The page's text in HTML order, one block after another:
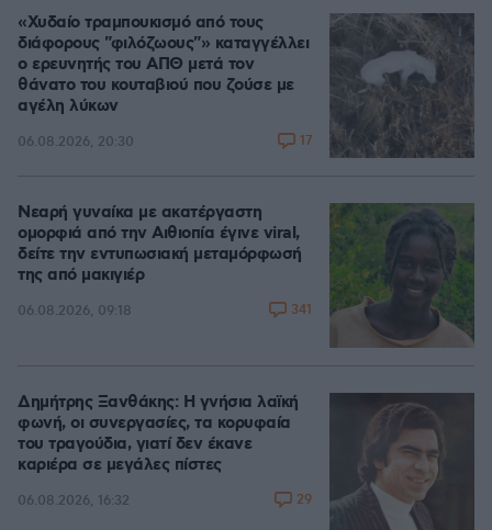
«Χυδαίο τραμπουκισμό από τους
διάφορους "φιλόζωους"» καταγγέλλει
ο ερευνητής του ΑΠΘ μετά τον
θάνατο του κουταβιού που ζούσε με
αγέλη λύκων
06.08.2026, 20:30 17
Νεαρή γυναίκα με ακατέργαστη
ομορφιά από την Αιθιοπία έγινε viral,
δείτε την εντυπωσιακή μεταμόρφωσή
της από μακιγιέρ
06.08.2026, 09:18 341
Δημήτρης Ξανθάκης: Η γνήσια λαϊκή
φωνή, οι συνεργασίες, τα κορυφαία
του τραγούδια, γιατί δεν έκανε
καριέρα σε μεγάλες πίστες
06.08.2026, 16:32 29